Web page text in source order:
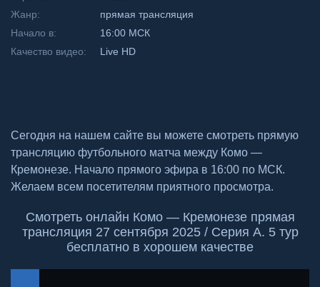
Жанр:
прямая трансляция
Начало в:
16:00 МСК
Качество видео:
Live HD
Сегодня на нашем сайте вы можете смотреть прямую
трансляцию футбольного матча между Комо —
Кремонезе. Начало прямого эфира в 16:00 по МСК.
Желаем всем посетителям приятного просмотра.
Смотреть онлайн Комо — Кремонезе прямая
трансляция 27 сентября 2025 / Серия А. 5 тур
бесплатно в хорошем качестве